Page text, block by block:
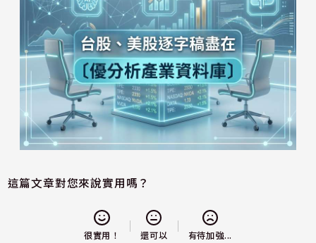
這篇文章對您來說實用嗎？
很實用！ 還可以 有待加強...